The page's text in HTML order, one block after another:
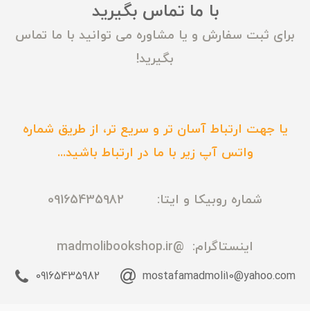
با ما تماس بگیرید
برای ثبت سفارش و یا مشاوره می توانید با ما تماس
بگیرید!
یا جهت ارتباط آسان تر و سریع تر، از طریق شماره
واتس آپ زیر با ما در ارتباط باشید...
شماره روبیکا و ایتا: 09165435982
اینستاگرام: @madmolibookshop.ir
mostafamadmoli10@yahoo.com
09165435982